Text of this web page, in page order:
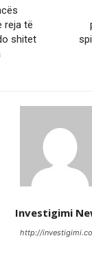
reja të
shitet
Investigimi
http://